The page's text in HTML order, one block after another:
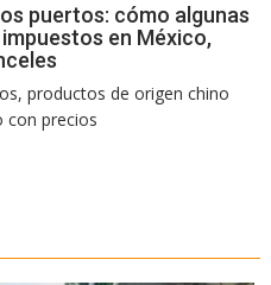
puertos: cómo algunas
en México,
productos de origen chino
con precios